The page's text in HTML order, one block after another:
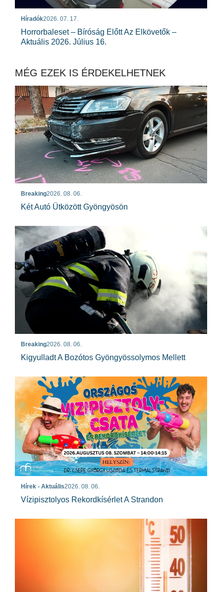
Híradók2026. 07. 17.
Horrorbaleset – Bíróság Előtt Az Elkövetők –
Aktuális 2026. Július 16.
MÉG EZEK IS ÉRDEKELHETNEK
Breaking2026. 08. 06.
Két Autó Ütközött Gyöngyösön
Breaking2026. 08. 06.
Kigyulladt A Bozótos Gyöngyössolymos Mellett
Hírek - Aktuális2026. 08. 06.
Vízipisztolyos Rekordkísérlet A Strandon